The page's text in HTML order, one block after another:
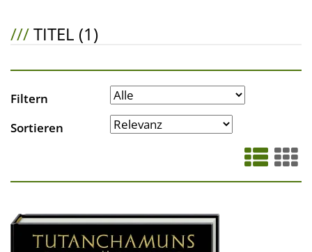
///TITEL (1)
Filtern
Sortieren